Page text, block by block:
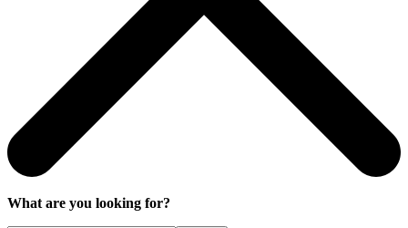
What are you looking for?